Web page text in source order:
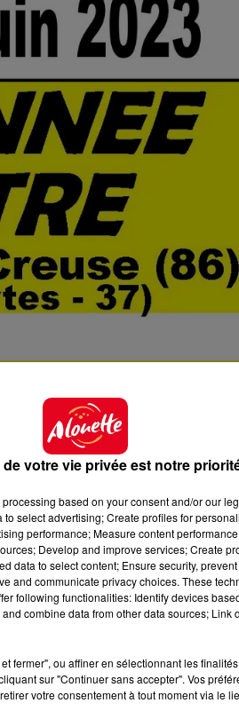
International
votre vie privée est notre
based on your consent and/or our
select advertising; Create profiles for
performance; Measure content
Develop and improve services; Create
data to select content; Ensure security,
and communicate privacy choices. These
following functionalities: Identify devices
combine data from other data sources; Link
fermer", ou affiner en sélectionnant les
sur "Continuer sans accepter". Vos
votre consentement à tout moment via le